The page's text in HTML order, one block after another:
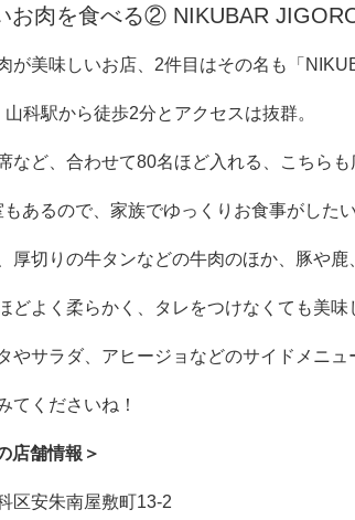
お肉を食べる② NIKUBAR
が美味しいお店、 2件目はその名も「
山科駅から徒歩2分とアクセスは抜群。
など、合わせて80名ほど入れる、こちらも
あるので、家族でゆっくりお食事がした
厚切りの牛タンなどの牛肉のほか、豚や
どよく柔らかく、タレをつけなくても美味
やサラダ、アヒージョなどのサイドメニュ
てくださいね！
店舗情報 ＞
区安朱南屋敷町13-2